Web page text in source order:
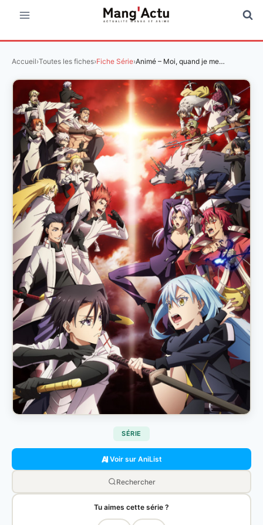
contenu
Accueil›Toutes les fiches›Fiche Série›Animé – Moi, quand je me…
SÉRIE
Voir sur AniList
Rechercher
Tu aimes cette série ?